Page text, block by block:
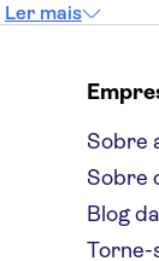
Ler mais
Sobre
Sobre
Blog
Torne-